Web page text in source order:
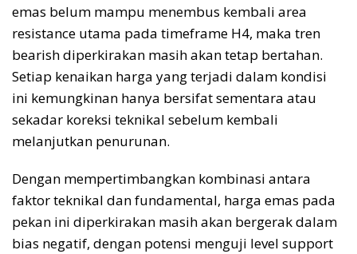
emas belum mampu menembus kembali area
resistance utama pada timeframe H4, maka tren
bearish diperkirakan masih akan tetap bertahan.
Setiap kenaikan harga yang terjadi dalam kondisi
ini kemungkinan hanya bersifat sementara atau
sekadar koreksi teknikal sebelum kembali
melanjutkan penurunan.
Dengan mempertimbangkan kombinasi antara
faktor teknikal dan fundamental, harga emas pada
pekan ini diperkirakan masih akan bergerak dalam
bias negatif, dengan potensi menguji level support